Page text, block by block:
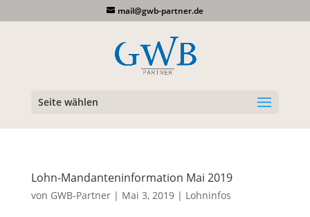
mail@gwb-partner.de
Seite wählen
Lohn-Mandanteninformation Mai 2019
von GWB-Partner| Mai 3, 2019| Lohninfos